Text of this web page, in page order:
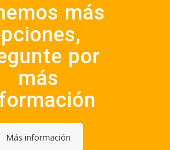
más
por
más
Más información